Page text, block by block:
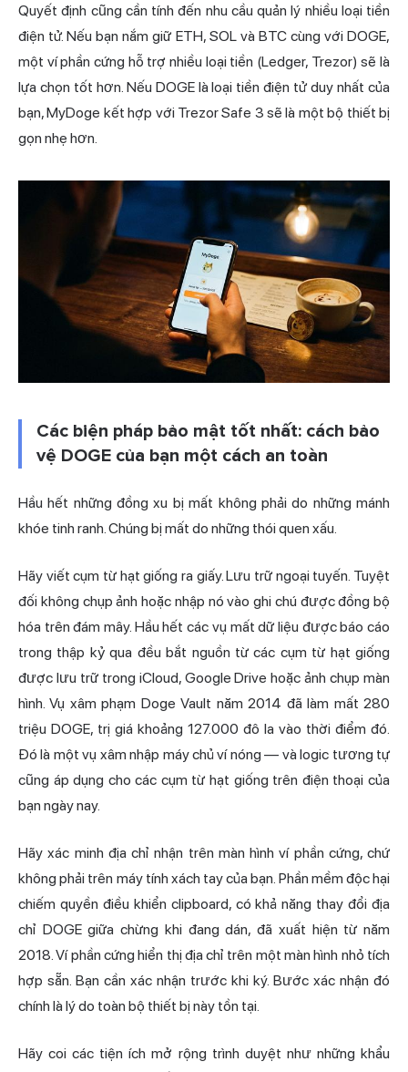
Quyết định cũng cần tính đến nhu cầu quản lý nhiều loại tiền
điện tử. Nếu bạn nắm giữ ETH, SOL và BTC cùng với DOGE,
một ví phần cứng hỗ trợ nhiều loại tiền (Ledger, Trezor) sẽ là
lựa chọn tốt hơn. Nếu DOGE là loại tiền điện tử duy nhất của
bạn, MyDoge kết hợp với Trezor Safe 3 sẽ là một bộ thiết bị
gọn nhẹ hơn.
Các biện pháp bảo mật tốt nhất: cách bảo
vệ DOGE của bạn một cách an toàn
Hầu hết những đồng xu bị mất không phải do những mánh
khóe tinh ranh. Chúng bị mất do những thói quen xấu.
Hãy viết cụm từ hạt giống ra giấy. Lưu trữ ngoại tuyến. Tuyệt
đối không chụp ảnh hoặc nhập nó vào ghi chú được đồng bộ
hóa trên đám mây. Hầu hết các vụ mất dữ liệu được báo cáo
trong thập kỷ qua đều bắt nguồn từ các cụm từ hạt giống
được lưu trữ trong iCloud, Google Drive hoặc ảnh chụp màn
hình. Vụ xâm phạm Doge Vault năm 2014 đã làm mất 280
triệu DOGE, trị giá khoảng 127.000 đô la vào thời điểm đó.
Đó là một vụ xâm nhập máy chủ ví nóng — và logic tương tự
cũng áp dụng cho các cụm từ hạt giống trên điện thoại của
bạn ngày nay.
Hãy xác minh địa chỉ nhận trên màn hình ví phần cứng, chứ
không phải trên máy tính xách tay của bạn. Phần mềm độc hại
chiếm quyền điều khiển clipboard, có khả năng thay đổi địa
chỉ DOGE giữa chừng khi đang dán, đã xuất hiện từ năm
2018. Ví phần cứng hiển thị địa chỉ trên một màn hình nhỏ tích
hợp sẵn. Bạn cần xác nhận trước khi ký. Bước xác nhận đó
chính là lý do toàn bộ thiết bị này tồn tại.
Hãy coi các tiện ích mở rộng trình duyệt như những khẩu